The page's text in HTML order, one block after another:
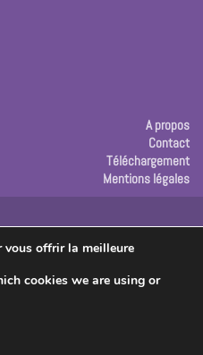
A propos
Contact
Téléchargement
Mentions légales
vous offrir la meilleure
cookies we are using or